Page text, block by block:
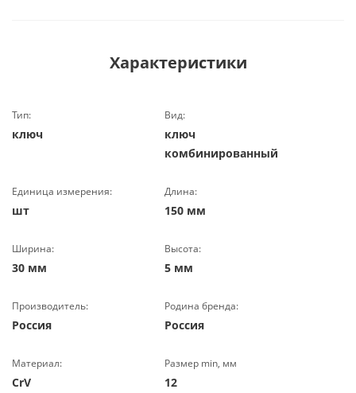
Характеристики
Тип:
ключ
Вид:
ключ
комбинированный
Единица измерения:
шт
Длина:
150 мм
Ширина:
30 мм
Высота:
5 мм
Производитель:
Россия
Родина бренда:
Россия
Материал:
CrV
Размер min, мм
12